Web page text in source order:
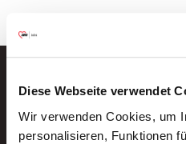
Diese Webseite verwendet
Wir verwenden Cookies, um
personalisieren, Funktionen
Neue